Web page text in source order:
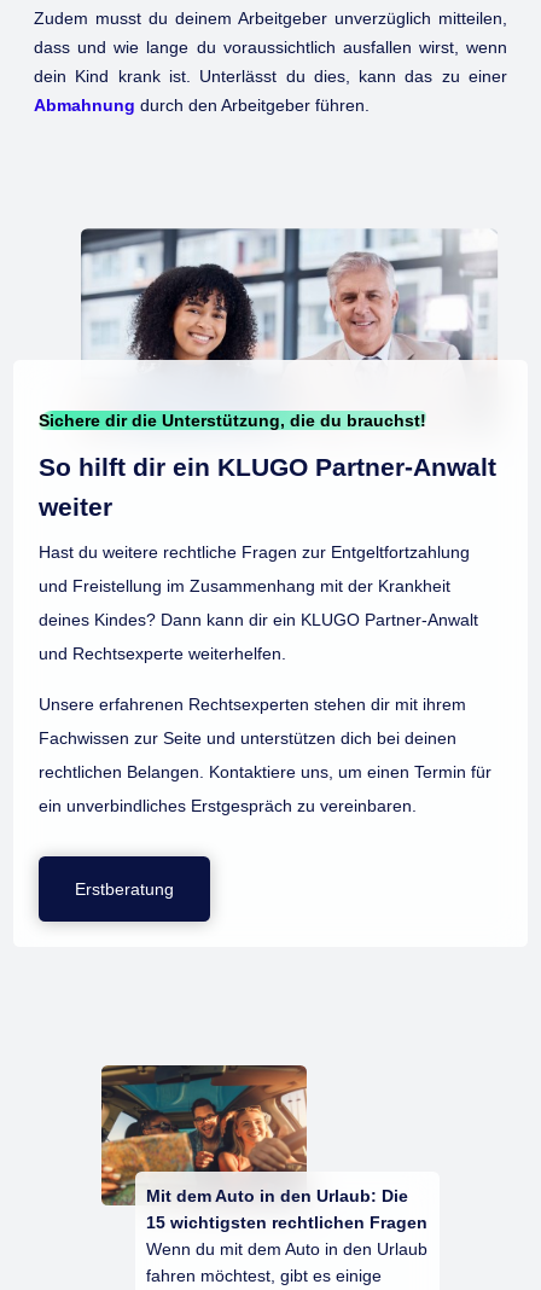
Zudem musst du deinem Arbeitgeber unverzüglich mitteilen,
dass und wie lange du voraussichtlich ausfallen wirst, wenn
dein Kind krank ist. Unterlässt du dies, kann das zu einer
Abmahnung durch den Arbeitgeber führen.
Sichere dir die Unterstützung, die du brauchst!
So hilft dir ein KLUGO Partner-Anwalt
weiter
Hast du weitere rechtliche Fragen zur Entgeltfortzahlung
und Freistellung im Zusammenhang mit der Krankheit
deines Kindes? Dann kann dir ein KLUGO Partner-Anwalt
und Rechtsexperte weiterhelfen.
Unsere erfahrenen Rechtsexperten stehen dir mit ihrem
Fachwissen zur Seite und unterstützen dich bei deinen
rechtlichen Belangen. Kontaktiere uns, um einen Termin für
ein unverbindliches Erstgespräch zu vereinbaren.
Erstberatung
Mit dem Auto in den Urlaub: Die
15 wichtigsten rechtlichen Fragen
Wenn du mit dem Auto in den Urlaub
fahren möchtest, gibt es einige